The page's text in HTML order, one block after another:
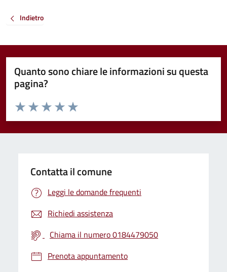
Indietro
Quanto sono chiare le informazioni su questa
pagina?
Valuta da 1 a 5 stelle la pagina
Valuta 5 stelle su 5
Valuta 4 stelle su 5
Valuta 3 stelle su 5
Valuta 2 stelle su 5
Valuta 1 stelle su 5
Contatta il comune
Leggi le domande frequenti
Richiedi assistenza
Chiama il numero 0184479050
Prenota appuntamento